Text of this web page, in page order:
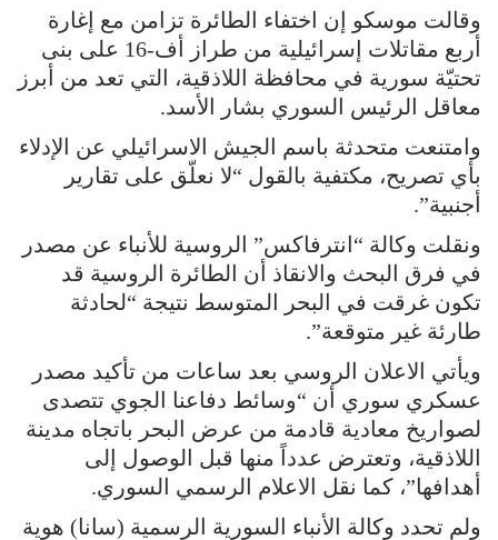
وقالت موسكو إن اختفاء الطائرة تزامن مع إغارة
أربع مقاتلات إسرائيلية من طراز أف-16 على بنى
تحتيّة سورية في محافظة اللاذقية، التي تعد من أبرز
معاقل الرئيس السوري بشار الأسد.
وامتنعت متحدثة باسم الجيش الاسرائيلي عن الإدلاء
بأي تصريح، مكتفية بالقول “لا نعلّق على تقارير
أجنبية”.
ونقلت وكالة “انترفاكس” الروسية للأنباء عن مصدر
في فرق البحث والانقاذ أن الطائرة الروسية قد
تكون غرقت في البحر المتوسط نتيجة “لحادثة
طارئة غير متوقعة”.
ويأتي الاعلان الروسي بعد ساعات من تأكيد مصدر
عسكري سوري أن “وسائط دفاعنا الجوي تتصدى
لصواريخ معادية قادمة من عرض البحر باتجاه مدينة
اللاذقية، وتعترض عدداً منها قبل الوصول إلى
أهدافها”، كما نقل الاعلام الرسمي السوري.
ولم تحدد وكالة الأنباء السورية الرسمية (سانا) هوية